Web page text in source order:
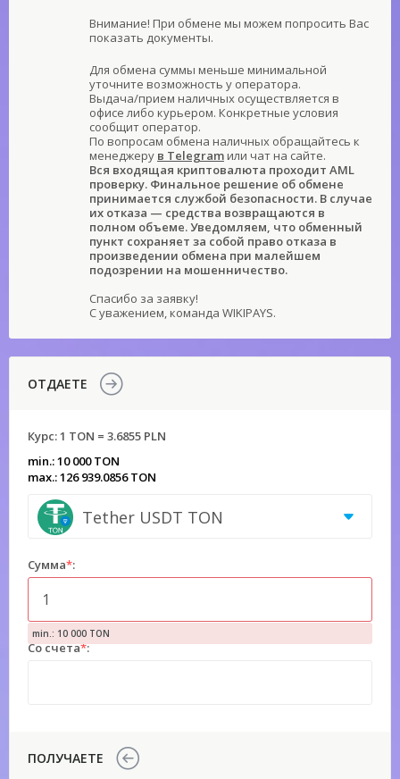
Внимание! При обмене мы можем попросить Вас
показать документы.
Для обмена суммы меньше минимальной
уточните возможность у оператора.
Выдача/прием наличных осуществляется в
офисе либо курьером. Конкретные условия
сообщит оператор.
По вопросам обмена наличных обращайтесь к
менеджеру в Telegram или чат на сайте.
Вся входящая криптовалюта проходит AML
проверку. Финальное решение об обмене
принимается службой безопасности. В случае
их отказа — средства возвращаются в
полном объеме. Уведомляем, что обменный
пункт сохраняет за собой право отказа в
произведении обмена при малейшем
подозрении на мошенничество.
Спасибо за заявку!
С уважением, команда WIKIPAYS.
ОТДАЕТЕ
Курс:1 TON = 3.6855 PLN
min.: 10 000 TON
max.: 126 939.0856 TON
Tether USDT TON
Сумма*:
min.: 10 000 TON
Со счета*:
ПОЛУЧАЕТЕ